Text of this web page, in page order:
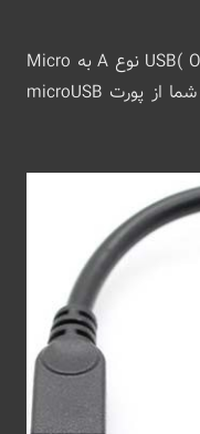
1) آداپتور OTG معروف به USB( On-The-Go) نوع A به Micro
USB (در صورتی که دستگاه Android شما از پورت microUSB